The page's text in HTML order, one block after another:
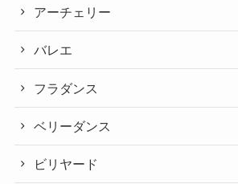
アーチェリー
バレエ
フラダンス
ベリーダンス
ビリヤード